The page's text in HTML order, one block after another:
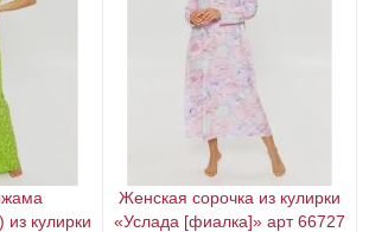
кулирки
Женская сорочка из кулирки
«Услада [фиалка]» арт 66727